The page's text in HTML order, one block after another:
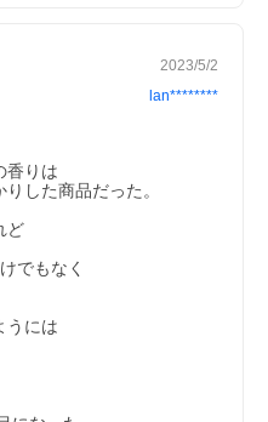
2023/5/2
lan********
香りは
した商品だった。
ど
うには